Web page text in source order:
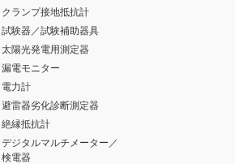
クランプ接地抵抗計
試験器／試験補助器具
太陽光発電用測定器
漏電モニター
電力計
避雷器劣化診断測定器
絶縁抵抗計
デジタルマルチメーター／
検電器